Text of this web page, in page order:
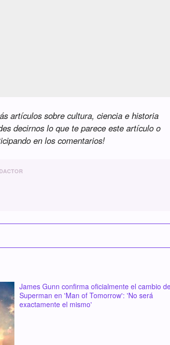
artículos sobre cultura, ciencia e historia
decirnos lo que te parece este artículo o
en los comentarios!
James Gunn confirma oficialmente el cambio
Superman en 'Man of Tomorrow': 'No será
exactamente el mismo'